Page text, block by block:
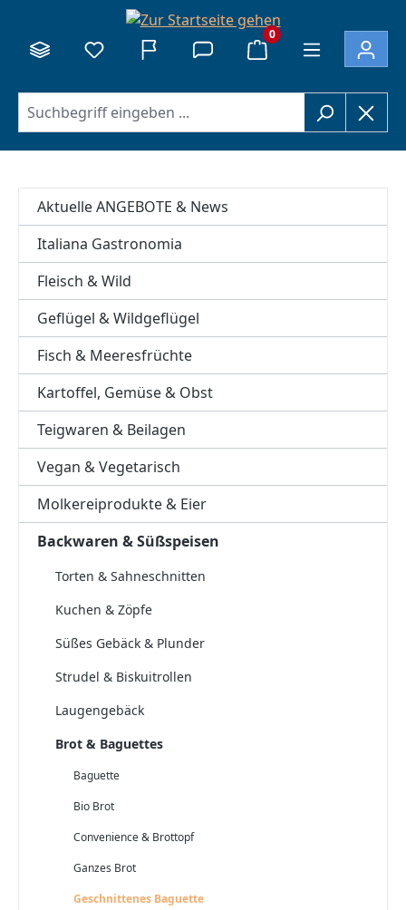
0
Aktuelle ANGEBOTE & News
Italiana Gastronomia
Fleisch & Wild
Geflügel & Wildgeflügel
Fisch & Meeresfrüchte
Kartoffel, Gemüse & Obst
Teigwaren & Beilagen
Vegan & Vegetarisch
Molkereiprodukte & Eier
Backwaren & Süßspeisen
Torten & Sahneschnitten
Kuchen & Zöpfe
Süßes Gebäck & Plunder
Strudel & Biskuitrollen
Laugengebäck
Brot & Baguettes
Baguette
Bio Brot
Convenience & Brottopf
Ganzes Brot
Geschnittenes Baguette